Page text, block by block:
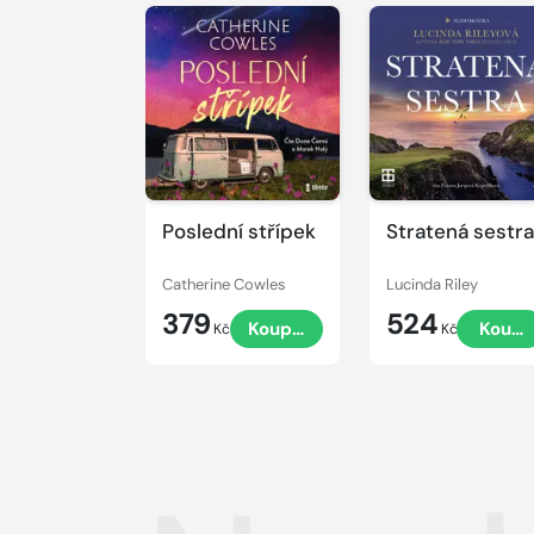
Poslední střípek
Catherine Cowles
379 Kč Koupit
Přehrát
ukázku
Stratená sestra
Lucinda Riley
524 Kč
Přehrát
ukázku